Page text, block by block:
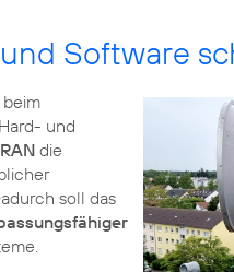
Software
und
die
soll das